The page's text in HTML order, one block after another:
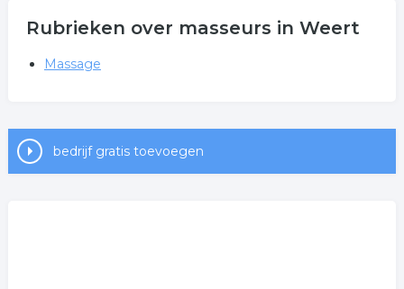
Rubrieken over masseurs in Weert
Massage
bedrijf gratis toevoegen